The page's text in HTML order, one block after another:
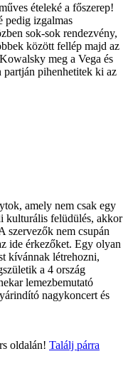
ételeké a főszerep!
pedig izgalmas
sok-sok rendezvény,
között fellép majd az
meg a Vega és
pihenhetitek ki az
amely nem csak egy
kulturális felüdülés, akkor
szervezők nem csupán
ide érkezőket. Egy olyan
kívánnak létrehozni,
a 4 ország
lemezbemutató
nagykoncert és
oldalán! Találj párra